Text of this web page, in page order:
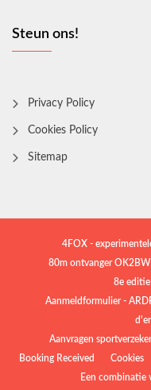
Steun ons!
Privacy Policy
Cookies Policy
Sitemap
4FOX -
80m ontvanger
8e
Aanmeldformulier -
Aanvragen
Booking Received
Cookies
Een combinatie